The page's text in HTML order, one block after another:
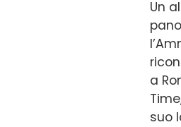
Un
a
suo